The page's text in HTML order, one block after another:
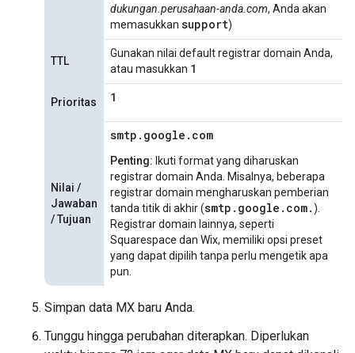
dukungan.perusahaan-anda.com, Anda akan
memasukkan support)
TTL
Gunakan nilai default registrar domain Anda,
atau masukkan 1
Prioritas 1
Nilai /
Jawaban
/ Tujuan
smtp.google.com
Penting: Ikuti format yang diharuskan
registrar domain Anda. Misalnya, beberapa
registrar domain mengharuskan pemberian
tanda titik di akhir (smtp.google.com.).
Registrar domain lainnya, seperti
Squarespace dan Wix, memiliki opsi preset
yang dapat dipilih tanpa perlu mengetik apa
pun.
Simpan data MX baru Anda.
Tunggu hingga perubahan diterapkan. Diperlukan